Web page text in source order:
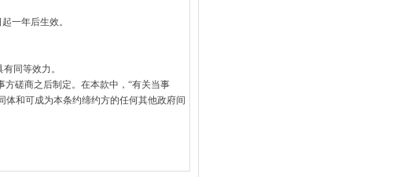
一年后生效。
同等效力。
磋商之后制定。在本款中，“有关当事
和可成为本条约缔约方的任何其他政府间